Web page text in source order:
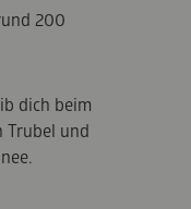
200
dich beim
Trubel und